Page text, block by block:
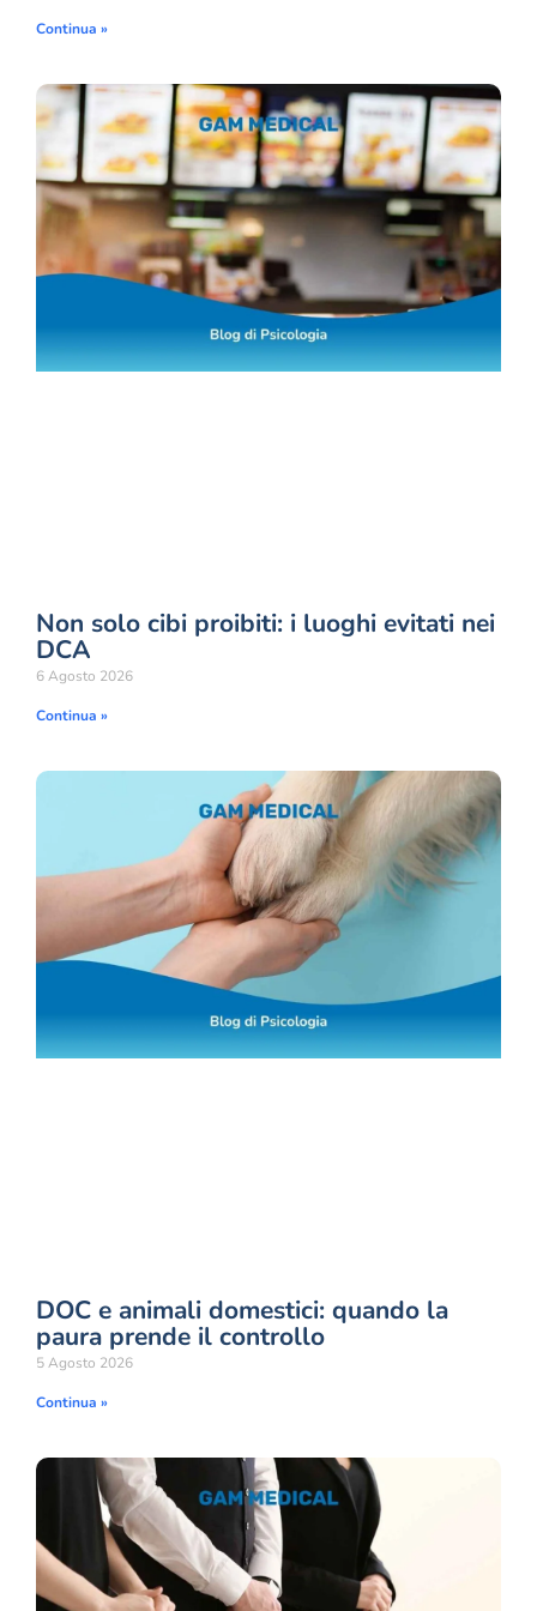
Continua »
Non solo cibi proibiti: i luoghi evitati nei
DCA
6 Agosto 2026
Continua »
DOC e animali domestici: quando la
paura prende il controllo
5 Agosto 2026
Continua »